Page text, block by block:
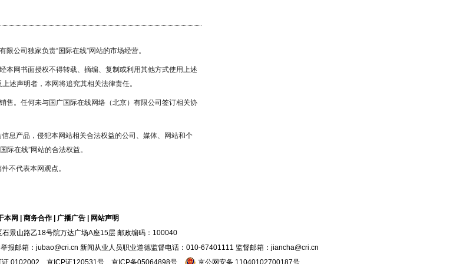
公司独家负责“国际在线”网站的市场经营。
本网书面授权不得转载、摘编、复制或利用其他方式使用上述
述声明者，本网将追究其相关法律责任。
售。任何未与国广国际在线网络（北京）有限公司签订相关协
息产品，侵犯本网站相关合法权益的公司、媒体、网站和个
际在线”网站的合法权益。
不代表本网观点。
本网 商务合作| 广播广告|
网站声明
景山路乙18号院万达广场A座15层 邮政编码：100040
报邮箱：jubao@cri.cn 新闻从业人员职业道德监督电话：010-67401111 监督邮箱：jiancha@cri.cn
证 0102002 京ICP证120531 号 京ICP备05064898号 京公网安备 11040102700187号